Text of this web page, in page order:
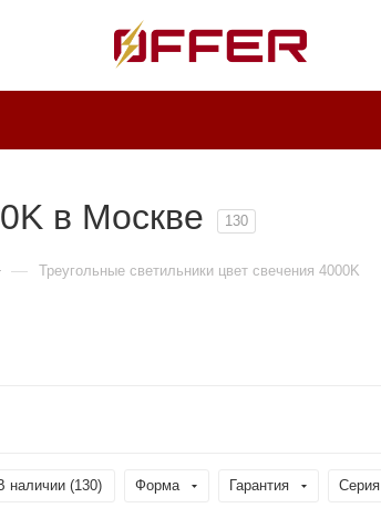
в Москве 130
— Треугольные светильники цвет свечения 4000K
наличии (130) Форма Гарантия Серия